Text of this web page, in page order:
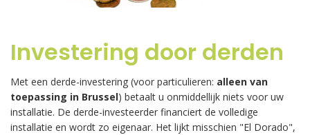
Investering door derden
Met een derde-investering (voor particulieren: alleen van
toepassing in Brussel) betaalt u onmiddellijk niets voor uw
installatie. De derde-investeerder financiert de volledige
installatie en wordt zo eigenaar. Het lijkt misschien "El Dorado",